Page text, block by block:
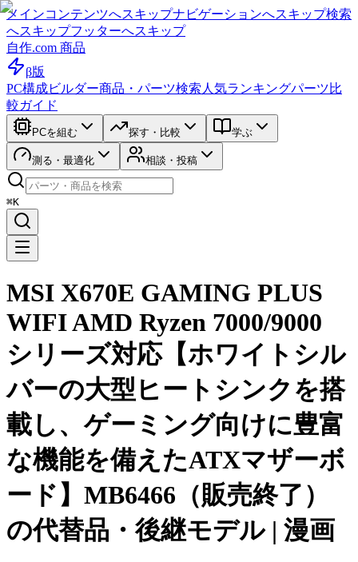
メインコンテンツへスキップナビゲーションへスキップ検索
へスキップフッターへスキップ
自作.com 商品
β版
PC構成ビルダー商品・パーツ検索 人気ランキングパーツ比
較ガイド
PCを組む 探す・比較 学ぶ
測る・最適化 相談・投稿
⌘K
MSI X670E GAMING PLUS
WIFI AMD Ryzen 7000/9000
シリーズ対応【ホワイトシル
バーの大型ヒートシンクを搭
載し、ゲーミング向けに豊富
な機能を備えたATXマザーボ
ード】MB6466 （販売終了）
の代替品・後継モデル | 漫画